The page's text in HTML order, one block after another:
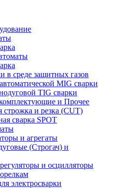
в среде защитных газов
MIG сварки
TIG сварки
и Прочее
строжка и резка (CUT)
сварка SPOT
и агрегаты
(Строгач) и
и осцилляторы
электросварки